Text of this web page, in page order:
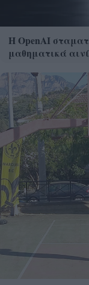
Η OpenAI
μαθηματικά